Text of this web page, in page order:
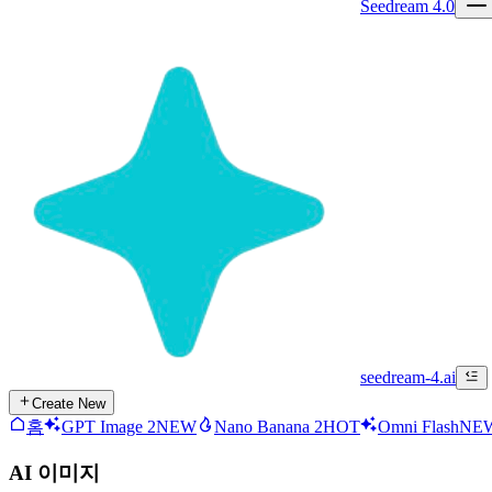
Seedream 4.0
seedream-4.ai
Create New
홈 GPT Image 2NEW Nano Banana 2HOT Omni Flash
AI 이미지